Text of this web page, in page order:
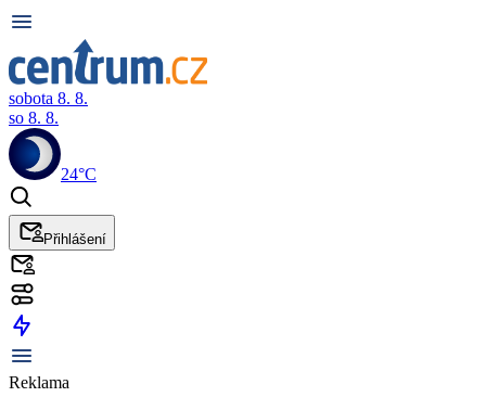
sobota 8. 8.
so 8. 8.
24°C
Přihlášení
Reklama